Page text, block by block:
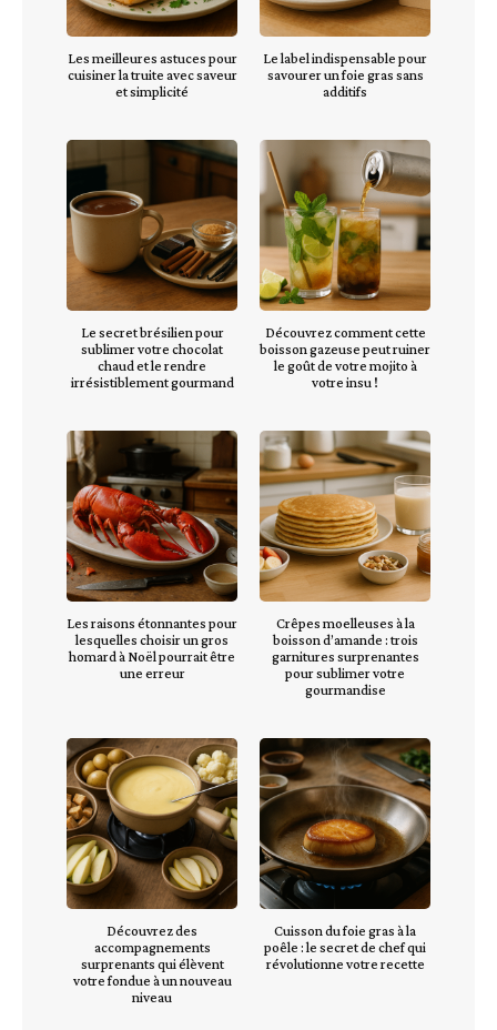
Les meilleures astuces pour
cuisiner la truite avec saveur
et simplicité
Le label indispensable pour
savourer un foie gras sans
additifs
Le secret brésilien pour
sublimer votre chocolat
chaud et le rendre
irrésistiblement gourmand
Découvrez comment cette
boisson gazeuse peut ruiner
le goût de votre mojito à
votre insu !
Les raisons étonnantes pour
lesquelles choisir un gros
homard à Noël pourrait être
une erreur
Crêpes moelleuses à la
boisson d’amande : trois
garnitures surprenantes
pour sublimer votre
gourmandise
Découvrez des
accompagnements
surprenants qui élèvent
votre fondue à un nouveau
niveau
Cuisson du foie gras à la
poêle : le secret de chef qui
révolutionne votre recette